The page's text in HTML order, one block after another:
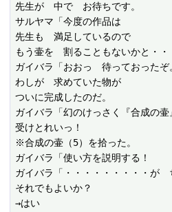
先生が　中で　お待ちです。
サルヤマ「今度の作品は
先生も　満足しているので
もう壷を　割ることもないかと・・
ガイバラ「おおっ　待っておったぞ
わしが　求めていた物が
ついに完成したのだ。
ガイバラ「幻のけっさく『合成の壷
受けとれいっ！
※合成の壷（5）を拾った。
ガイバラ「使い方を説明する！
ガイバラ「・・・・・・・・・が　
それでもよいか？
→はい